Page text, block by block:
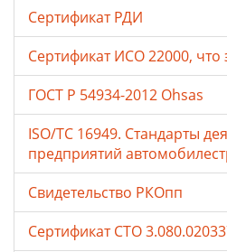
Сертификат РДИ
Сертификат ИСО 22000, что
ГОСТ Р 54934-2012 Ohsas
ISO/TC 16949. Стандарты
предприятий
Свидетельство РКОпп
Сертификат СТО